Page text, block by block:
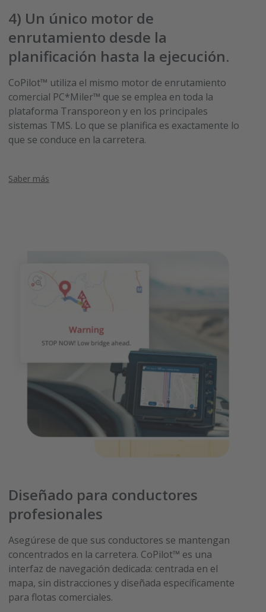
4) Un único motor de
enrutamiento desde la
planificación hasta la ejecución.
CoPilot™ utiliza el mismo motor de enrutamiento
comercial PC*Miler™ que se emplea en toda la
plataforma Transporeon y en los principales
sistemas TMS. Lo que se planifica es exactamente lo
que se conduce en la carretera.
Saber más
Diseñado para conductores
profesionales
Asegúrese de que sus conductores se mantengan
concentrados en la carretera. CoPilot™ es una
interfaz de navegación dedicada: centrada en el
mapa, sin distracciones y diseñada específicamente
para flotas comerciales.